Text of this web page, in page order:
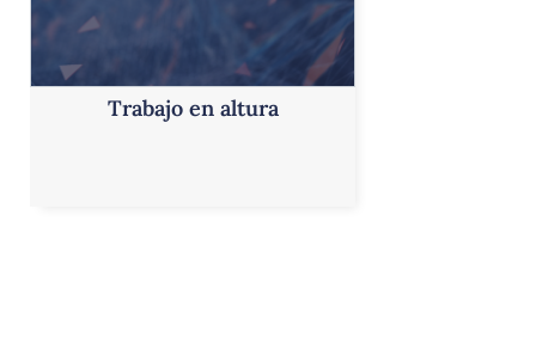
Trabajo en altura